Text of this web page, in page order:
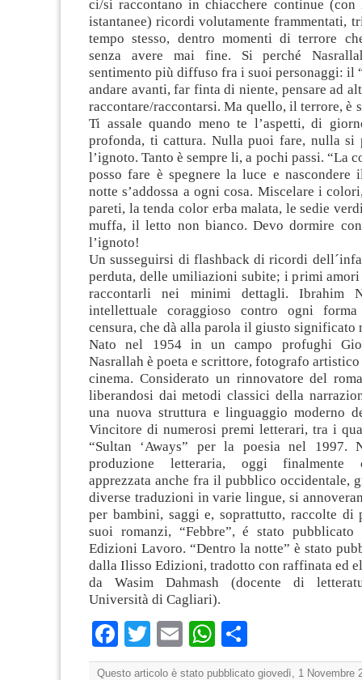
ci/si raccontano in chiacchere continue (con
istantanee) ricordi volutamente frammentati,
tempo stesso, dentro momenti di terrore
senza avere mai fine. Si perché
sentimento più diffuso fra i suoi personaggi: il
andare avanti, far finta di niente, pensare ad
raccontare/raccontarsi. Ma quello, il terrore, è
Ti assale quando meno te l’aspetti, di
profonda, ti cattura. Nulla puoi fare, nulla si
l’ignoto. Tanto è sempre li, a pochi passi. “La
posso fare è spegnere la luce e
notte s’addossa a ogni cosa. Miscelare i
pareti, la tenda color erba malata, le sedie
muffa, il letto non bianco. Devo dormire
l’ignoto!
Un susseguirsi di flashback di ricordi
perduta, delle umiliazioni subite; i primi
raccontarli nei minimi dettagli. Ibrahim
intellettuale coraggioso contro ogni
censura, che dà alla parola il giusto significato
Nato nel 1954 in un campo profughi
Nasrallah è poeta e scrittore, fotografo
cinema. Considerato un rinnovatore del
liberandosi dai metodi classici della
una nuova struttura e linguaggio moderno
Vincitore di numerosi premi letterari, tra i
“Sultan ‘Aways” per la poesia nel 1997.
produzione letteraria, oggi finalmente
apprezzata anche fra il pubblico occidentale,
diverse traduzioni in varie lingue, si
per bambini, saggi e, soprattutto, raccolte di
suoi romanzi, “Febbre”, é stato
Edizioni Lavoro. “Dentro la notte” è stato
dalla Ilisso Edizioni, tradotto con raffinata ed
da Wasim Dahmash (docente di
Università di Cagliari).
Facebook
TwitterEmailWhatsApp
Questo articolo è stato pubblicato giovedì, 1 Novembre